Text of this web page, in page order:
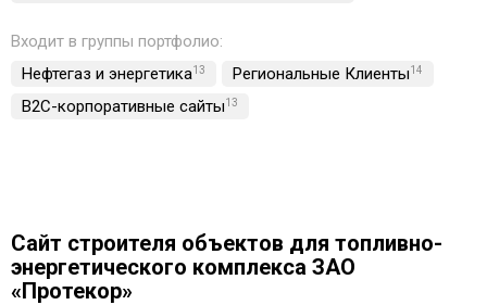
Входит в группы портфолио:
Нефтегаз и энергетика13 Региональные Клиенты14
B2C-корпоративные сайты13
Сайт строителя объектов для топливно-
энергетического комплекса ЗАО
«Протекор»